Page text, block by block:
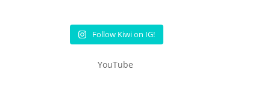
Follow Kiwi on IG!
YouTube